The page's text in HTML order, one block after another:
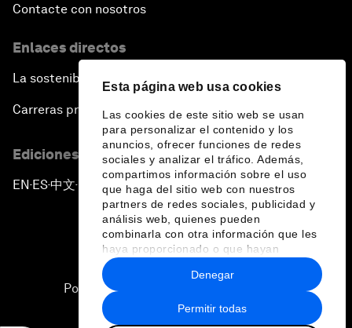
Esta página web usa cookies
Las cookies de este sitio web se usan
para personalizar el contenido y los
anuncios, ofrecer funciones de redes
sociales y analizar el tráfico. Además,
compartimos información sobre el uso
que haga del sitio web con nuestros
partners de redes sociales, publicidad y
análisis web, quienes pueden
combinarla con otra información que les
haya proporcionado o que hayan
recopilado a partir del uso que haya
hecho de sus servicios.
Permitir todas
Denegar
Contacte con nosotros
Enlaces directos
La sostenibilidad en el Foro
Carreras profesionales
Ediciones en otros idiomas
EN ▪ES▪中文▪ 日本語
Política de privacidad y normas de uso
Sitemap